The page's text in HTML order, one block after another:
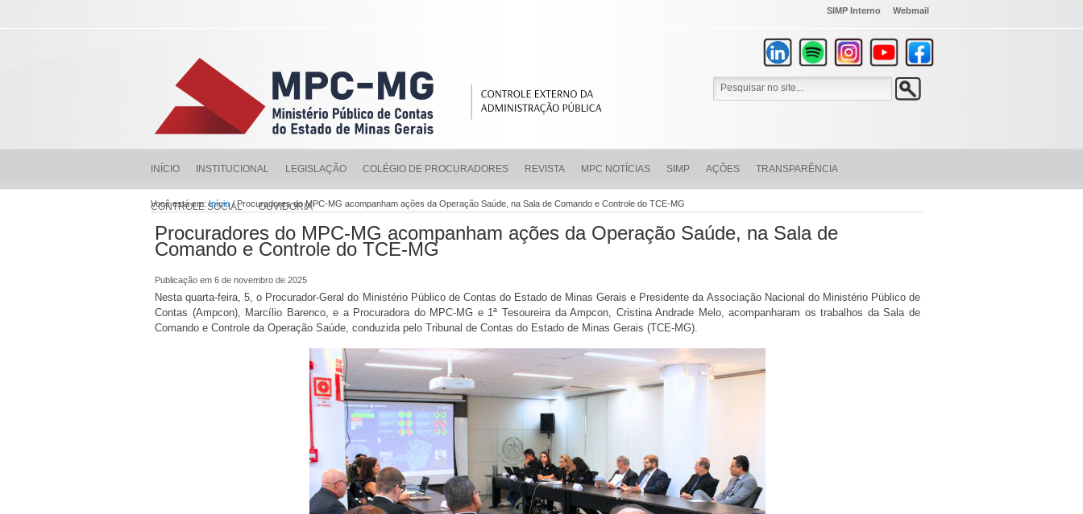
SIMP Interno Webmail
INÍCIO INSTITUCIONAL LEGISLAÇÃO COLÉGIO DE PROCURADORES REVISTA MPC NOTÍCIAS SIMP AÇÕES TRANSPARÊNCIA
CONTROLE SOCIAL OUVIDORIA
Você está em:Início/ Procuradores do MPC-MG acompanham ações da Operação Saúde, na Sala de Comando e Controle do TCE-MG
Procuradores do MPC-MG acompanham ações da Operação Saúde, na Sala de
Comando e Controle do TCE-MG
Publicação em 6 de novembro de 2025
Nesta quarta-feira, 5, o Procurador-Geral do Ministério Público de Contas do Estado de Minas Gerais e Presidente da Associação Nacional do Ministério Público de
Contas (Ampcon), Marcílio Barenco, e a Procuradora do MPC-MG e 1ª Tesoureira da Ampcon, Cristina Andrade Melo, acompanharam os trabalhos da Sala de
Comando e Controle da Operação Saúde, conduzida pelo Tribunal de Contas do Estado de Minas Gerais (TCE-MG).